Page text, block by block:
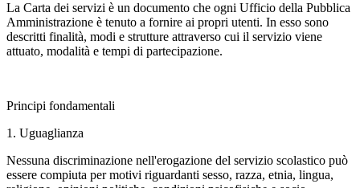
La Carta dei servizi è un documento che ogni Ufficio della Pubblica
Amministrazione è tenuto a fornire ai propri utenti. In esso sono
descritti finalità, modi e strutture attraverso cui il servizio viene
attuato, modalità e tempi di partecipazione.
Principi fondamentali
1. Uguaglianza
Nessuna discriminazione nell'erogazione del servizio scolastico può
essere compiuta per motivi riguardanti sesso, razza, etnia, lingua,